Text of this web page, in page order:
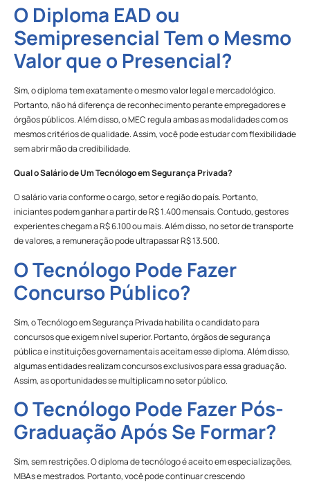
O Diploma EAD ou
Semipresencial Tem o Mesmo
Valor que o Presencial?
Sim, o diploma tem exatamente o mesmo valor legal e mercadológico.
Portanto, não há diferença de reconhecimento perante empregadores e
órgãos públicos. Além disso, o MEC regula ambas as modalidades com os
mesmos critérios de qualidade. Assim, você pode estudar com flexibilidade
sem abrir mão da credibilidade.
Qual o Salário de Um Tecnólogo em Segurança Privada?
O salário varia conforme o cargo, setor e região do país. Portanto,
iniciantes podem ganhar a partir de R$ 1.400 mensais. Contudo, gestores
experientes chegam a R$ 6.100 ou mais. Além disso, no setor de transporte
de valores, a remuneração pode ultrapassar R$ 13.500.
O Tecnólogo Pode Fazer
Concurso Público?
Sim, o Tecnólogo em Segurança Privada habilita o candidato para
concursos que exigem nível superior. Portanto, órgãos de segurança
pública e instituições governamentais aceitam esse diploma. Além disso,
algumas entidades realizam concursos exclusivos para essa graduação.
Assim, as oportunidades se multiplicam no setor público.
O Tecnólogo Pode Fazer Pós-
Graduação Após Se Formar?
Sim, sem restrições. O diploma de tecnólogo é aceito em especializações,
MBAs e mestrados. Portanto, você pode continuar crescendo